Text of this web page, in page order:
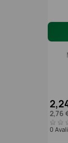
2,76
0